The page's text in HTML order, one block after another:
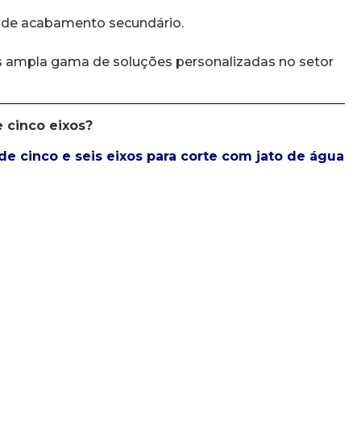
acabamento secundário.
gama de soluções personalizadas no setor
cinco eixos?
cinco e seis eixos para corte com jato de água